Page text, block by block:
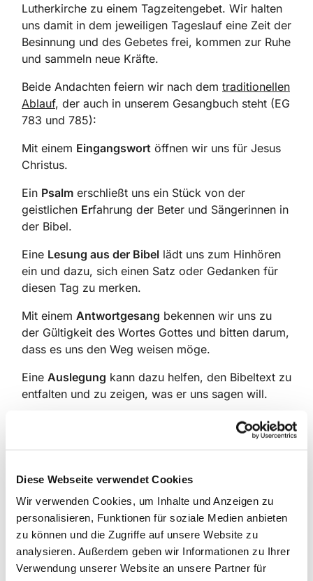
Diese Webseite verwendet Cookies
Wir verwenden Cookies, um Inhalte und Anzeigen zu
personalisieren, Funktionen für soziale Medien anbieten
zu können und die Zugriffe auf unsere Website zu
analysieren. Außerdem geben wir Informationen zu Ihrer
Verwendung unserer Website an unsere Partner für
Lutherkirche zu einem Tagzeitengebet. Wir halten
uns damit in dem jeweiligen Tageslauf eine Zeit der
Besinnung und des Gebetes frei, kommen zur Ruhe
und sammeln neue Kräfte.
Beide Andachten feiern wir nach dem traditionellen
Ablauf, der auch in unserem Gesangbuch steht (EG
783 und 785):
Mit einem Eingangswort öffnen wir uns für Jesus
Christus.
Ein Psalm erschließt uns ein Stück von der
geistlichen Erfahrung der Beter und Sängerinnen in
der Bibel.
Eine Lesung aus der Bibel lädt uns zum Hinhören
ein und dazu, sich einen Satz oder Gedanken für
diesen Tag zu merken.
Mit einem Antwortgesang bekennen wir uns zu
der Gültigkeit des Wortes Gottes und bitten darum,
dass es uns den Weg weisen möge.
Eine Auslegung kann dazu helfen, den Bibeltext zu
entfalten und zu zeigen, was er uns sagen will.
nimmt uns hinein in das Leben des
Glaubens, sei es, dass es unsere Gedanken und
mahnenden und tröstenden Kraft seiner Worte und
Mit einemLobgesang aus dem Neuen Testament
stimmen wir in die Bekenntnisse der ersten
Christen ein.